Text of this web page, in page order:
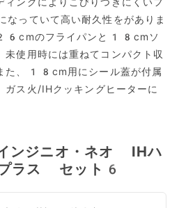
ィングによりこびりつきにくいフ
っていて高い耐久性をがありま
のフライパンと18cmソ
未使用時には重ねてコンパクト収
た、18cm用にシール蓋が付属
ガス火/IHクッキングヒーターに
ジニオ・ネオ IHハ
プラス セット6